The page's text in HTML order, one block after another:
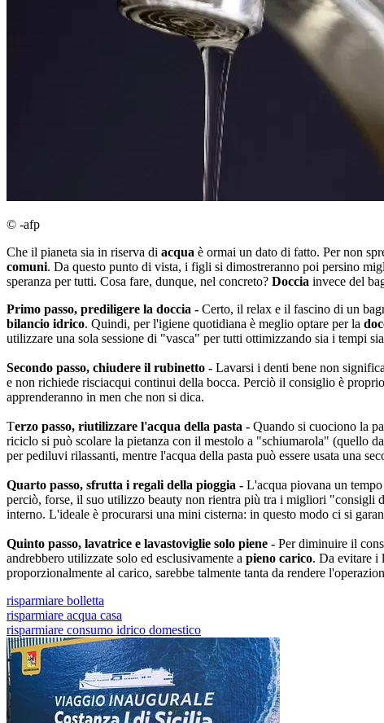
© -afp
Che il pianeta sia in riserva di acqua è ormai un dato di fatto. Per non
comuni. Da questo punto di vista, i figli si dimostreranno poi persino
speranza per tutti. Cosa fare, dunque, nel concreto? Doccia invece del
Primo passo, prediligere la doccia - Certo, il relax e il fascino di un
bilancio idrico. Quindi, per l'igiene quotidiana è meglio optare per la
utilizzare una sola sessione di "vasca" per tutti ottimizzando sia i tempi
Secondo passo, chiudere il rubinetto - Lavarsi i denti bene non
e non richiede risciacqui continui della bocca. Perciò il consiglio è
apprenderanno in men che non si dica.
Terzo passo, riutilizzare l'acqua della pasta - Quando si cuociono la
riciclo si può scolare la pietanza con il mestolo a "schiumarola" (quello
per pediluvi rilassanti, mentre l'acqua della pasta può essere usata una
Quarto passo, sfrutta i regali della pioggia - L'acqua piovana un
perciò, forse, il suo utilizzo beauty non rientra più tra i migliori "consigli
interno. L'ideale è procurarsi una mini cisterna: in questo modo ci si
Quinto passo, lavatrice e lavastoviglie solo piene - Per diminuire il
andrebbero utilizzate solo ed esclusivamente a pieno carico. Da evitare i
proporzionalmente al carico, sarebbe talmente tanta da rendere
risparmiare bolletta
risparmiare acqua casa
risparmiare consumo idrico domestico